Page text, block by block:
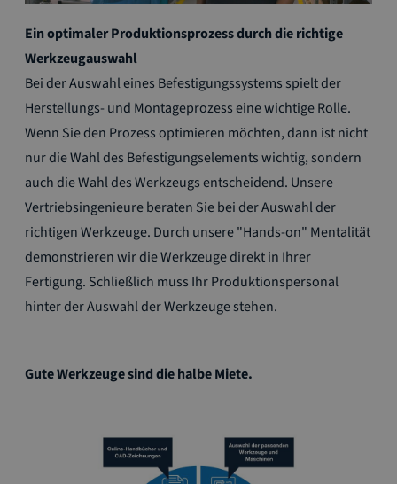
Ein optimaler Produktionsprozess durch die richtige
Werkzeugauswahl
Bei der Auswahl eines Befestigungssystems spielt der
Herstellungs- und Montageprozess eine wichtige Rolle.
Wenn Sie den Prozess optimieren möchten, dann ist nicht
nur die Wahl des Befestigungselements wichtig, sondern
auch die Wahl des Werkzeugs entscheidend. Unsere
Vertriebsingenieure beraten Sie bei der Auswahl der
richtigen Werkzeuge. Durch unsere "Hands-on" Mentalität
demonstrieren wir die Werkzeuge direkt in Ihrer
Fertigung. Schließlich muss Ihr Produktionspersonal
hinter der Auswahl der Werkzeuge stehen.
Gute Werkzeuge sind die halbe Miete.